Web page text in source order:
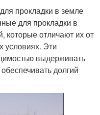
прокладки в земле
для прокладки в
которые отличают их от
условиях. Эти
выдерживать
долгий